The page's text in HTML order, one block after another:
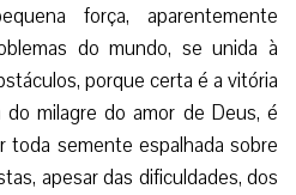
força, aparentemente
do mundo, se unida à
porque certa é a vitória
do milagre do amor de Deus, é
toda semente espalhada sobre
apesar das dificuldades, dos